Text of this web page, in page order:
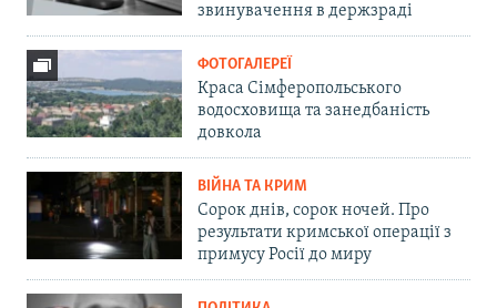
звинувачення в держзраді
ФОТОГАЛЕРЕЇ
Краса Сімферопольського
водосховища та занедбаність
довкола
ВІЙНА ТА КРИМ
Сорок днів, сорок ночей. Про
результати кримської операції з
примусу Росії до миру